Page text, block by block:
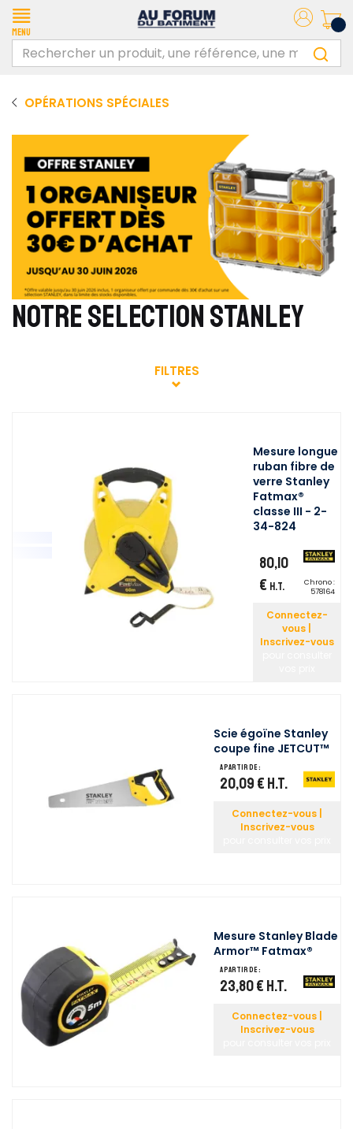
Menu
OPÉRATIONS SPÉCIALES
NOTRE SELECTION STANLEY
FILTRES
Mesure longue
ruban fibre de
verre Stanley
Fatmax®
classe III - 2-
34-824
80,10
€ H.T.
Chrono :
578164
Connectez-
vous |
Inscrivez-vous
Scie égoïne Stanley
coupe fine JETCUT™
A partir de :
20,09 € H.T.
Connectez-vous |
Inscrivez-vous
Mesure Stanley Blade
Armor™ Fatmax®
A partir de :
23,80 € H.T.
Connectez-vous |
Inscrivez-vous